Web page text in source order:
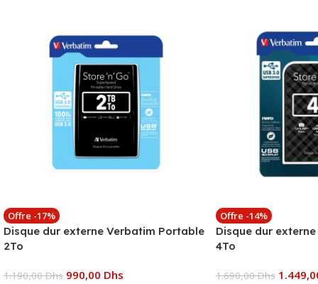
Offre -17%
Disque dur externe Verbatim Portable
2To
1.190,00Dhs 990,00 Dhs
Offre -14%
Disque dur
4To
1.690,00Dhs